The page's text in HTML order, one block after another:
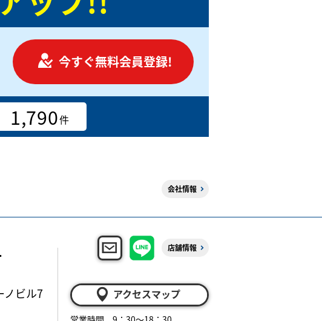
今すぐ無料会員登録!
1,790件
会社情報
ノビル7
店舗情報
アクセスマップ